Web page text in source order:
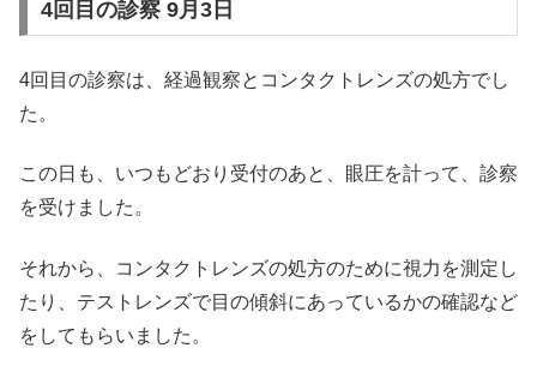
4回目の診察 9月3日
4回目の診察は、経過観察とコンタクトレンズの処方でし
た。
この日も、いつもどおり受付のあと、眼圧を計って、診察
を受けました。
それから、コンタクトレンズの処方のために視力を測定し
たり、テストレンズで目の傾斜にあっているかの確認など
をしてもらいました。